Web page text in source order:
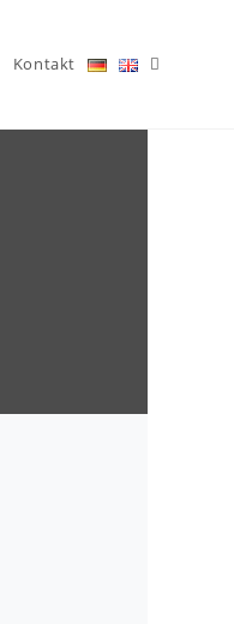
Kontakt